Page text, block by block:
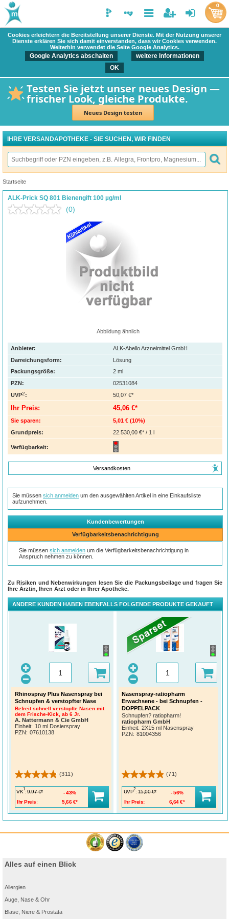
Cookies erleichtern die Bereitstellung unserer Dienste. Mit der Nutzung unserer
Dienste erklären Sie sich damit einverstanden, dass wir Cookies verwenden.
Weiterhin verwendet die Seite Google Analytics.
Google Analytics abschalten
weitere Informationen
OK
Testen Sie jetzt unser neues Design —
frischer Look, gleiche Produkte.
Neues Design testen
0
IHRE VERSANDAPOTHEKE - SIE SUCHEN, WIR FINDEN
Startseite
ALK-Prick SQ 801 Bienengift 100 µg/ml
(0)
Abbildung ähnlich
Anbieter:
ALK-Abello Arzneimittel GmbH
Darreichungsform:
Lösung
Packungsgröße:
2 ml
PZN:
02531084
UVP2: 50,07 €*
Ihr Preis: 45,06 €*
Sie sparen: 5,01 € (10%)
Grundpreis:
22.530,00 €* / 1 l
Verfügbarkeit:
Versandkosten
Sie müssensich anmelden um den ausgewählten Artikel in eine Einkaufsliste
aufzunehmen.
Kundenbewertungen
Verfügbarkeitsbenachrichtigung
Sie müssensich anmelden um die Verfügbarkeitsbenachrichtigung in
Anspruch nehmen zu können.
Zu Risiken und Nebenwirkungen lesen Sie die Packungsbeilage und fragen Sie
Ihre Ärztin, Ihren Arzt oder in Ihrer Apotheke.
ANDERE KUNDEN HABEN EBENFALLS FOLGENDE PRODUKTE GEKAUFT
Rhinospray Plus Nasenspray bei
Schnupfen & verstopfter Nase
Befreit schnell verstopfte Nasen mit
dem Frische-Kick, ab 6 Jr.
A. Nattermann & Cie GmbH
Einheit: 10 ml Dosierspray
PZN : 07610138
(311)
VK
1
: 9,97 €*
Ihr Preis:
5,66 €*
43%
Nasenspray-ratiopharm
Erwachsene - bei Schnupfen -
DOPPELPACK
Schnupfen? ratiopharm!
ratiopharm GmbH
Einheit: 2X15 ml Nasenspray
PZN : 81004356
(71)
UVP
2
: 15,00 €*
Ihr Preis:
6,64 €*
56%
Alles auf einen Blick
Allergien
Auge, Nase & Ohr
Blase, Niere & Prostata